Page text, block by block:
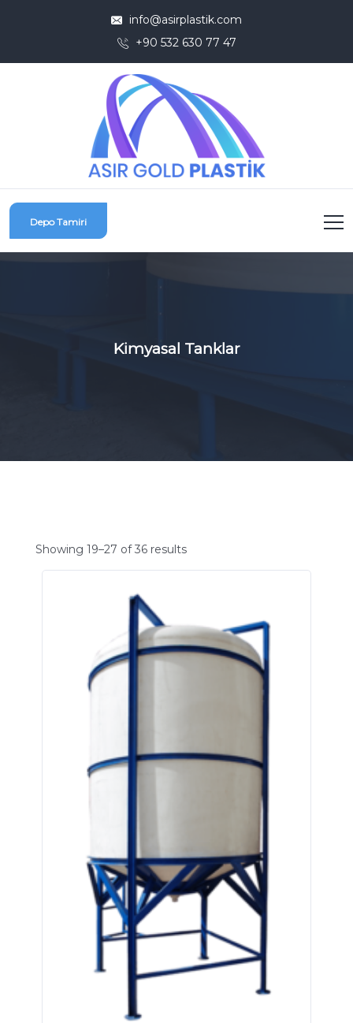
info@asirplastik.com
+90 532 630 77 47
Depo Tamiri
Kimyasal Tanklar
Showing 19–27 of 36 results